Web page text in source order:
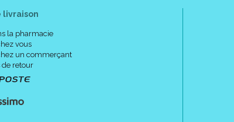
livraison
la pharmacie
vous
un commerçant
de retour